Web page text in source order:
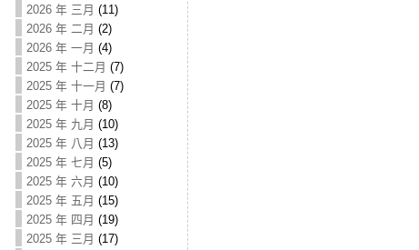
2026 年 三月 (11)
2026 年 二月 (2)
2026 年 一月 (4)
2025 年 十二月 (7)
2025 年 十一月 (7)
2025 年 十月 (8)
2025 年 九月 (10)
2025 年 八月 (13)
2025 年 七月 (5)
2025 年 六月 (10)
2025 年 五月 (15)
2025 年 四月 (19)
2025 年 三月 (17)